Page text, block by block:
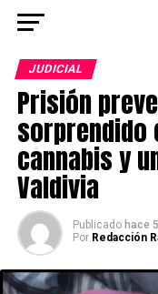
JUDICIAL
Prisión
sorprendido
cannabis y
Valdivia
Publicado hace
Por Redacción